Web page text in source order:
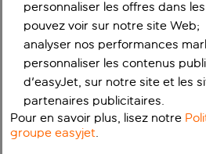
personnaliser les offres dans
pouvez voir sur notre site Web;
analyser nos performances
personnaliser les contenus
d'easyJet, sur notre site et les
partenaires publicitaires.
Pour en savoir plus, lisez notre
groupe easyjet.